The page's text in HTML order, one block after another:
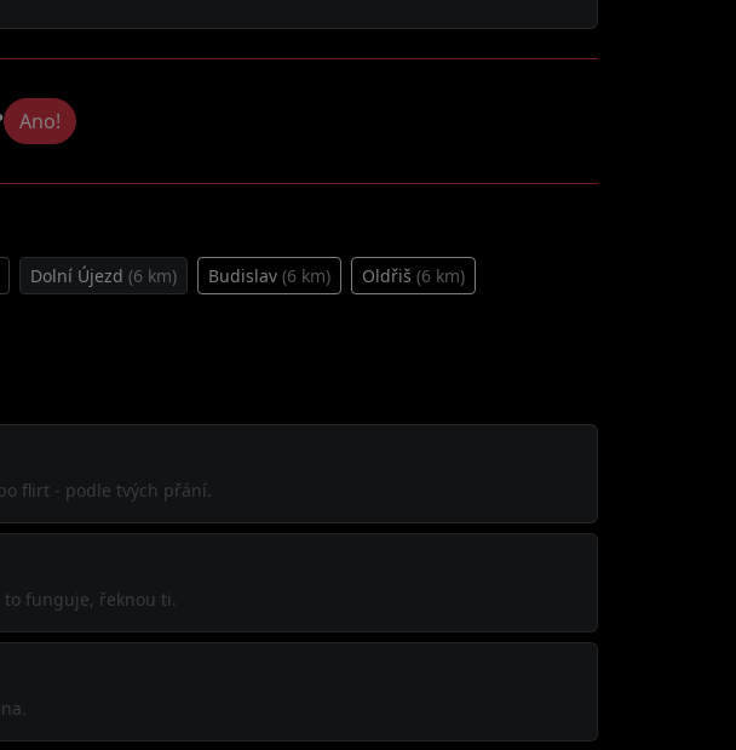
Ano!
Dolní Újezd (6 km) Budislav (6 km) Oldřiš (6 km)
flirt - podle tvých přání.
to funguje, řeknou ti.